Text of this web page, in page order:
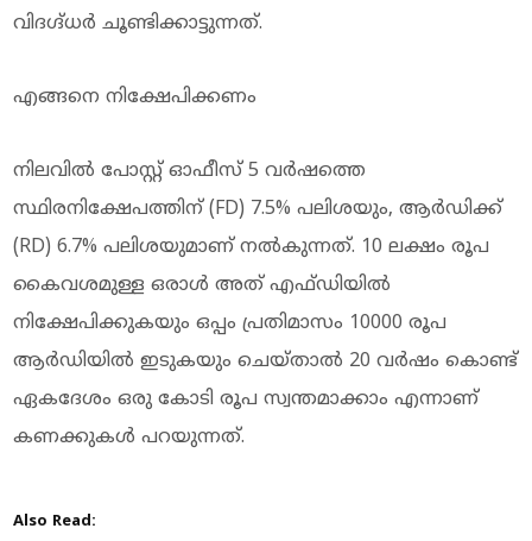
വിദഗ്ദ്ധർ ചൂണ്ടിക്കാട്ടുന്നത്.
എങ്ങനെ നിക്ഷേപിക്കണം
നിലവിൽ പോസ്റ്റ് ഓഫീസ് 5 വർഷത്തെ
സ്ഥിരനിക്ഷേപത്തിന് (FD) 7.5% പലിശയും, ആർഡിക്ക്
(RD) 6.7% പലിശയുമാണ് നൽകുന്നത്. 10 ലക്ഷം രൂപ
കൈവശമുള്ള ഒരാൾ അത് എഫ്ഡിയിൽ
നിക്ഷേപിക്കുകയും ഒപ്പം പ്രതിമാസം 10000 രൂപ
ആർഡിയില്‍ ഇടുകയും ചെയ്താൽ 20 വർഷം കൊണ്ട്
ഏകദേശം ഒരു കോടി രൂപ സ്വന്തമാക്കാം എന്നാണ്
കണക്കുകള്‍ പറയുന്നത്.
Also Read: